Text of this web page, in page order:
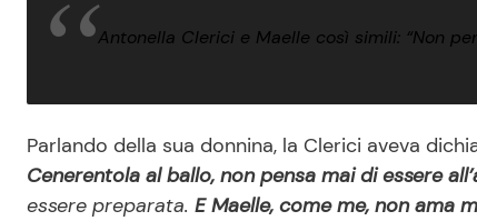
Antonella Clerici e Maelle così simili: “Non
Parlando della sua donnina, la Clerici aveva
Cenerentola al ballo, non pensa mai di essere
essere preparata. E Maelle, come me, non ama